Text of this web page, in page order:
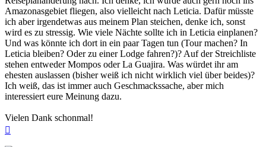
Amazonasgebiet fliegen, also vielleicht nach Leticia. Dafür müsste
ich aber irgendetwas aus meinem Plan steichen, denke ich, sonst
wird es zu stressig. Wie viele Nächte sollte ich in Leticia einplanen?
Und was könnte ich dort in ein paar Tagen tun (Tour machen? In
Leticia bleiben? Oder zu einer Lodge fahren?)? Auf der Streichliste
stehen entweder Mompos oder La Guajira. Was würdet ihr am
ehesten auslassen (bisher weiß ich nicht wirklich viel über beides)?
Ich weiß, das ist immer auch Geschmackssache, aber mich
interessiert eure Meinung dazu.
Vielen Dank schonmal!